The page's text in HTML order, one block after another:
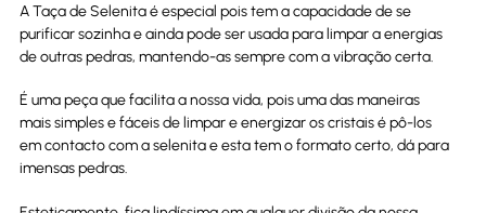
A Taça de Selenita é especial pois tem a capacidade de se
purificar sozinha e ainda pode ser usada para limpar a energias
de outras pedras, mantendo-as sempre com a vibração certa.
É uma peça que facilita a nossa vida, pois uma das maneiras
mais simples e fáceis de limpar e energizar os cristais é pô-los
em contacto com a selenita e esta tem o formato certo, dá para
imensas pedras.